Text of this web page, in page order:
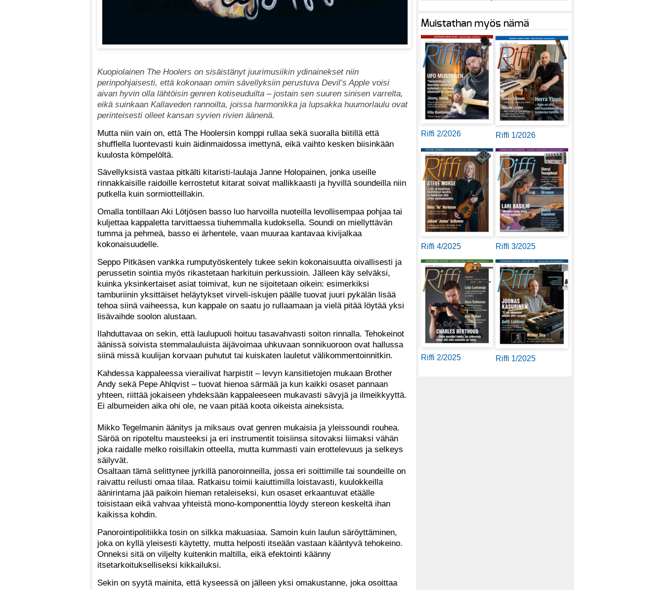
Kuopiolainen The Hoolers on sisäistänyt juurimusiikin ydinainekset niin
perinpohjaisesti, että kokonaan omiin sävellyksiin perustuva Devil’s Apple voisi
aivan hyvin olla lähtöisin genren kotiseuduilta – jostain sen suuren sinisen varrelta,
eikä suinkaan Kallaveden rannoilta, joissa harmonikka ja lupsakka huumorlaulu ovat
perinteisesti olleet kansan syvien rivien äänenä.
Mutta niin vain on, että The Hoolersin komppi rullaa sekä suoralla biitillä että
shufflella luontevasti kuin äidinmaidossa imettynä, eikä vaihto kesken biisinkään
kuulosta kömpelöltä.
Sävellyksistä vastaa pitkälti kitaristi-laulaja Janne Holopainen, jonka useille
rinnakkaisille raidoille kerrostetut kitarat soivat mallikkaasti ja hyvillä soundeilla niin
putkella kuin sormiotteillakin.
Omalla tontillaan Aki Lötjösen basso luo harvoilla nuoteilla levollisempaa pohjaa tai
kuljettaa kappaletta tarvittaessa tiuhemmalla kudoksella. Soundi on miellyttävän
tumma ja pehmeä, basso ei ärhentele, vaan muuraa kantavaa kivijalkaa
kokonaisuudelle.
Seppo Pitkäsen vankka rumputyöskentely tukee sekin kokonaisuutta oivallisesti ja
perussetin sointia myös rikastetaan harkituin perkussioin. Jälleen käy selväksi,
kuinka yksinkertaiset asiat toimivat, kun ne sijoitetaan oikein: esimerkiksi
tamburiinin yksittäiset heläytykset virveli-iskujen päälle tuovat juuri pykälän lisää
tehoa siinä vaiheessa, kun kappale on saatu jo rullaamaan ja vielä pitää löytää yksi
lisävaihde soolon alustaan.
Ilahduttavaa on sekin, että laulupuoli hoituu tasavahvasti soiton rinnalla. Tehokeinot
äänissä soivista stemmalauluista äijävoimaa uhkuvaan sonnikuoroon ovat hallussa
siinä missä kuulijan korvaan puhutut tai kuiskaten lauletut välikommentoinnitkin.
Kahdessa kappaleessa vierailivat harpistit – levyn kansitietojen mukaan Brother
Andy sekä Pepe Ahlqvist – tuovat hienoa särmää ja kun kaikki osaset pannaan
yhteen, riittää jokaiseen yhdeksään kappaleeseen mukavasti sävyjä ja ilmeikkyyttä.
Ei albumeiden aika ohi ole, ne vaan pitää koota oikeista aineksista.
Mikko Tegelmanin äänitys ja miksaus ovat genren mukaisia ja yleissoundi rouhea.
Säröä on ripoteltu mausteeksi ja eri instrumentit toisiinsa sitovaksi liimaksi vähän
joka raidalle melko roisillakin otteella, mutta kummasti vain erottelevuus ja selkeys
säilyvät.
Osaltaan tämä selittynee jyrkillä panoroinneilla, jossa eri soittimille tai soundeille on
raivattu reilusti omaa tilaa. Ratkaisu toimii kaiuttimilla loistavasti, kuulokkeilla
äänirintama jää paikoin hieman retaleiseksi, kun osaset erkaantuvat etäälle
toisistaan eikä vahvaa yhteistä mono-komponenttia löydy stereon keskeltä ihan
kaikissa kohdin.
Panorointipolitiikka tosin on silkka makuasiaa. Samoin kuin laulun säröyttäminen,
joka on kyllä yleisesti käytetty, mutta helposti itseään vastaan kääntyvä tehokeino.
Onneksi sitä on viljelty kuitenkin maltilla, eikä efektointi käänny
itsetarkoitukselliseksi kikkailuksi.
Sekin on syytä mainita, että kyseessä on jälleen yksi omakustanne, joka osoittaa
Muistathan myös nämä
Riffi 2/2026 Riffi 1/2026
Riffi 4/2025 Riffi 3/2025
Riffi 2/2025 Riffi 1/2025